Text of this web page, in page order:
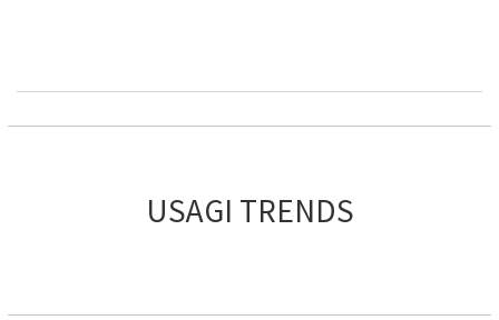
USAGI TRENDS